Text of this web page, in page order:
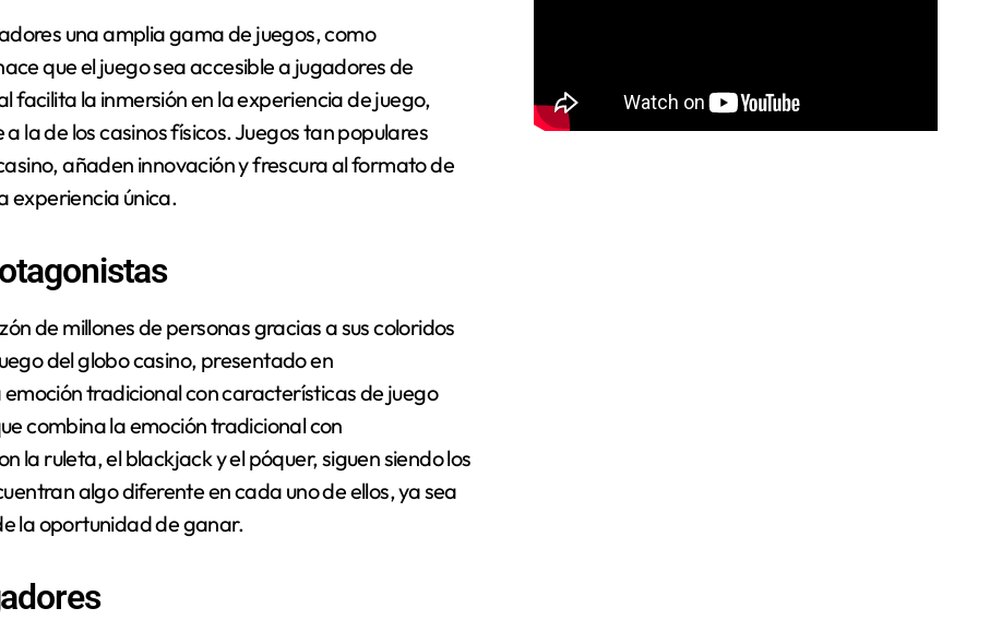
una amplia gama de juegos, como
que el juego sea accesible a jugadores de
facilita la inmersión en la experiencia de juego,
la de los casinos físicos. Juegos tan populares
añaden innovación y frescura al formato de
experiencia única.
de millones de personas gracias a sus coloridos
del globo casino, presentado en
tradicional con características de juego
combina la emoción tradicional con
la ruleta, el blackjack y el póquer, siguen siendo los
algo diferente en cada uno de ellos, ya sea
la oportunidad de ganar.